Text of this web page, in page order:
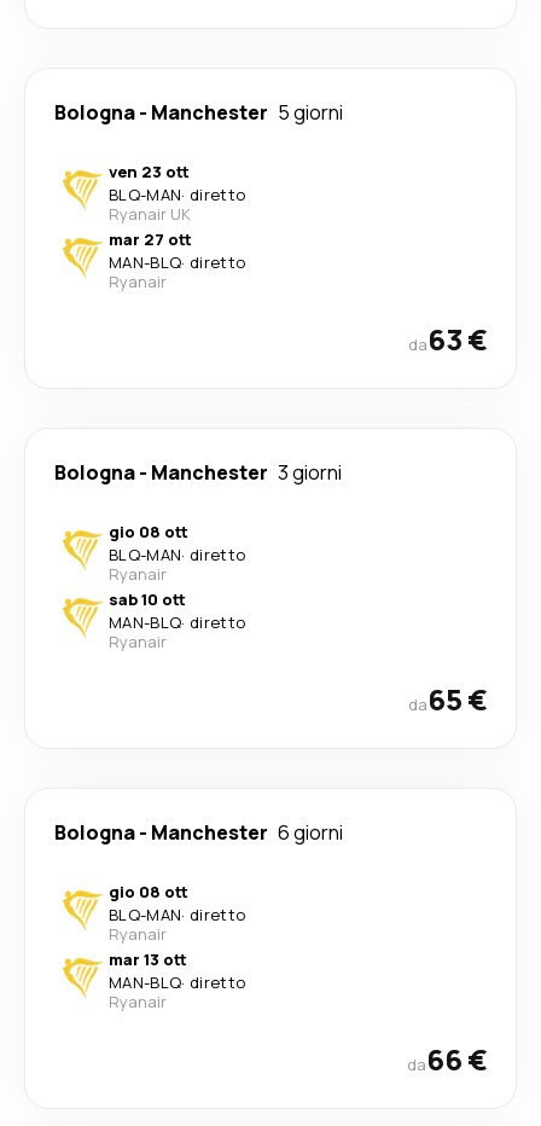
Bologna- Manchester 5 giorni
ven 23 ott
BLQ-MAN· diretto
Ryanair UK
mar 27 ott
MAN-BLQ· diretto
Ryanair
da63 €
Bologna- Manchester 3 giorni
gio 08 ott
BLQ-MAN· diretto
Ryanair
sab 10 ott
MAN-BLQ· diretto
Ryanair
da65 €
Bologna- Manchester 6 giorni
gio 08 ott
BLQ-MAN· diretto
Ryanair
mar 13 ott
MAN-BLQ· diretto
Ryanair
da66 €